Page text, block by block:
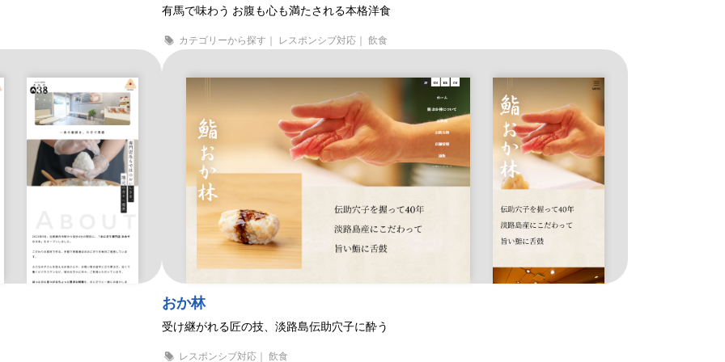
アーベントロート六甲
有馬で味わう お腹も心も満たされる本格洋食
おか林
受け継がれる匠の技、淡路島伝助穴子に酔う